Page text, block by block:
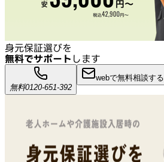
身元保証選びを
無料でサポート します
無料0120-651-392
webで無料相談する